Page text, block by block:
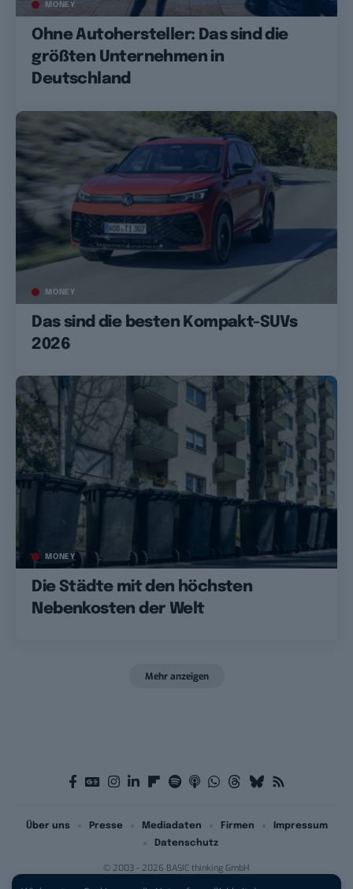
MONEY
Ohne Autohersteller: Das sind die
größten Unternehmen in
Deutschland
MONEY
Das sind die besten Kompakt-SUVs
2026
MONEY
Die Städte mit den höchsten
Nebenkosten der Welt
Mehr anzeigen
© 2003 - 2026 BASIC thinking GmbH
Über uns Presse Mediadaten Firmen
Impressum
Datenschutz